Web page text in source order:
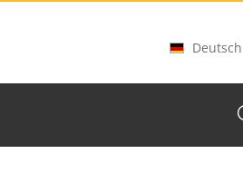
Deutsch